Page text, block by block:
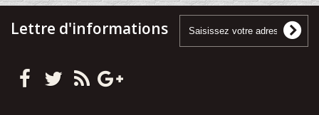
Lettre d'informations